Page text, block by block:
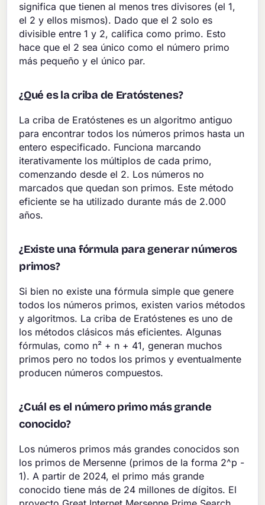
significa que tienen al menos tres divisores (el 1,
el 2 y ellos mismos). Dado que el 2 solo es
divisible entre 1 y 2, califica como primo. Esto
hace que el 2 sea único como el número primo
más pequeño y el único par.
¿Qué es la criba de Eratóstenes?
La criba de Eratóstenes es un algoritmo antiguo
para encontrar todos los números primos hasta un
entero especificado. Funciona marcando
iterativamente los múltiplos de cada primo,
comenzando desde el 2. Los números no
marcados que quedan son primos. Este método
eficiente se ha utilizado durante más de 2.000
años.
¿Existe una fórmula para generar números
primos?
Si bien no existe una fórmula simple que genere
todos los números primos, existen varios métodos
y algoritmos. La criba de Eratóstenes es uno de
los métodos clásicos más eficientes. Algunas
fórmulas, como n² + n + 41, generan muchos
primos pero no todos los primos y eventualmente
producen números compuestos.
¿Cuál es el número primo más grande
conocido?
Los números primos más grandes conocidos son
los primos de Mersenne (primos de la forma 2^p -
1). A partir de 2024, el primo más grande
conocido tiene más de 24 millones de dígitos. El